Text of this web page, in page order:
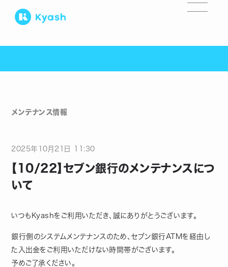
メンテナンス情報
2025年 10月 21 日 11:30
【10/22】セブン銀行のメンテナンスにつ
いて
いつもKyashをご利用いただき、誠にありがとうございます。
銀行側のシステムメンテナンスのため、セブン銀行ATMを経由し
た入出金をご利用いただけない時間帯がございます。
予めご了承ください。